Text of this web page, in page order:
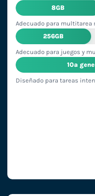
8GB
Adecuado para multitarea
256GB
Adecuado para juegos y
10ª
Diseñado para tareas